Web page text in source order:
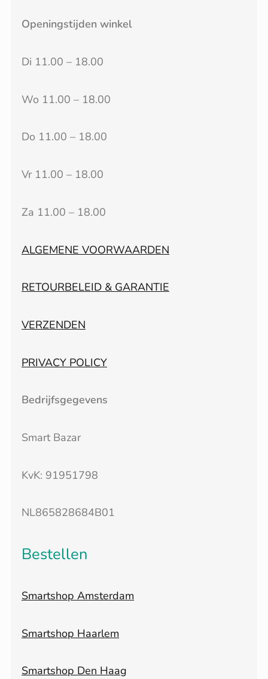
Openingstijden winkel
Di 11.00 – 18.00
Wo 11.00 – 18.00
Do 11.00 – 18.00
Vr 11.00 – 18.00
Za 11.00 – 18.00
ALGEMENE VOORWAARDEN
RETOURBELEID & GARANTIE
VERZENDEN
PRIVACY POLICY
Bedrijfsgegevens
Smart Bazar
KvK: 91951798
NL865828684B01
Bestellen
Smartshop Amsterdam
Smartshop Haarlem
Smartshop Den Haag